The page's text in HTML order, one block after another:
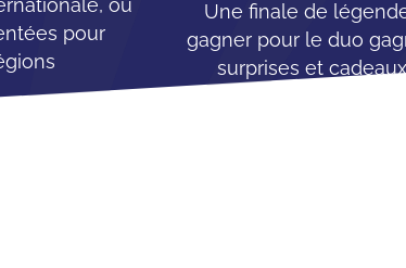
où
pour
Une finale de
gagner pour le duo
surprises et